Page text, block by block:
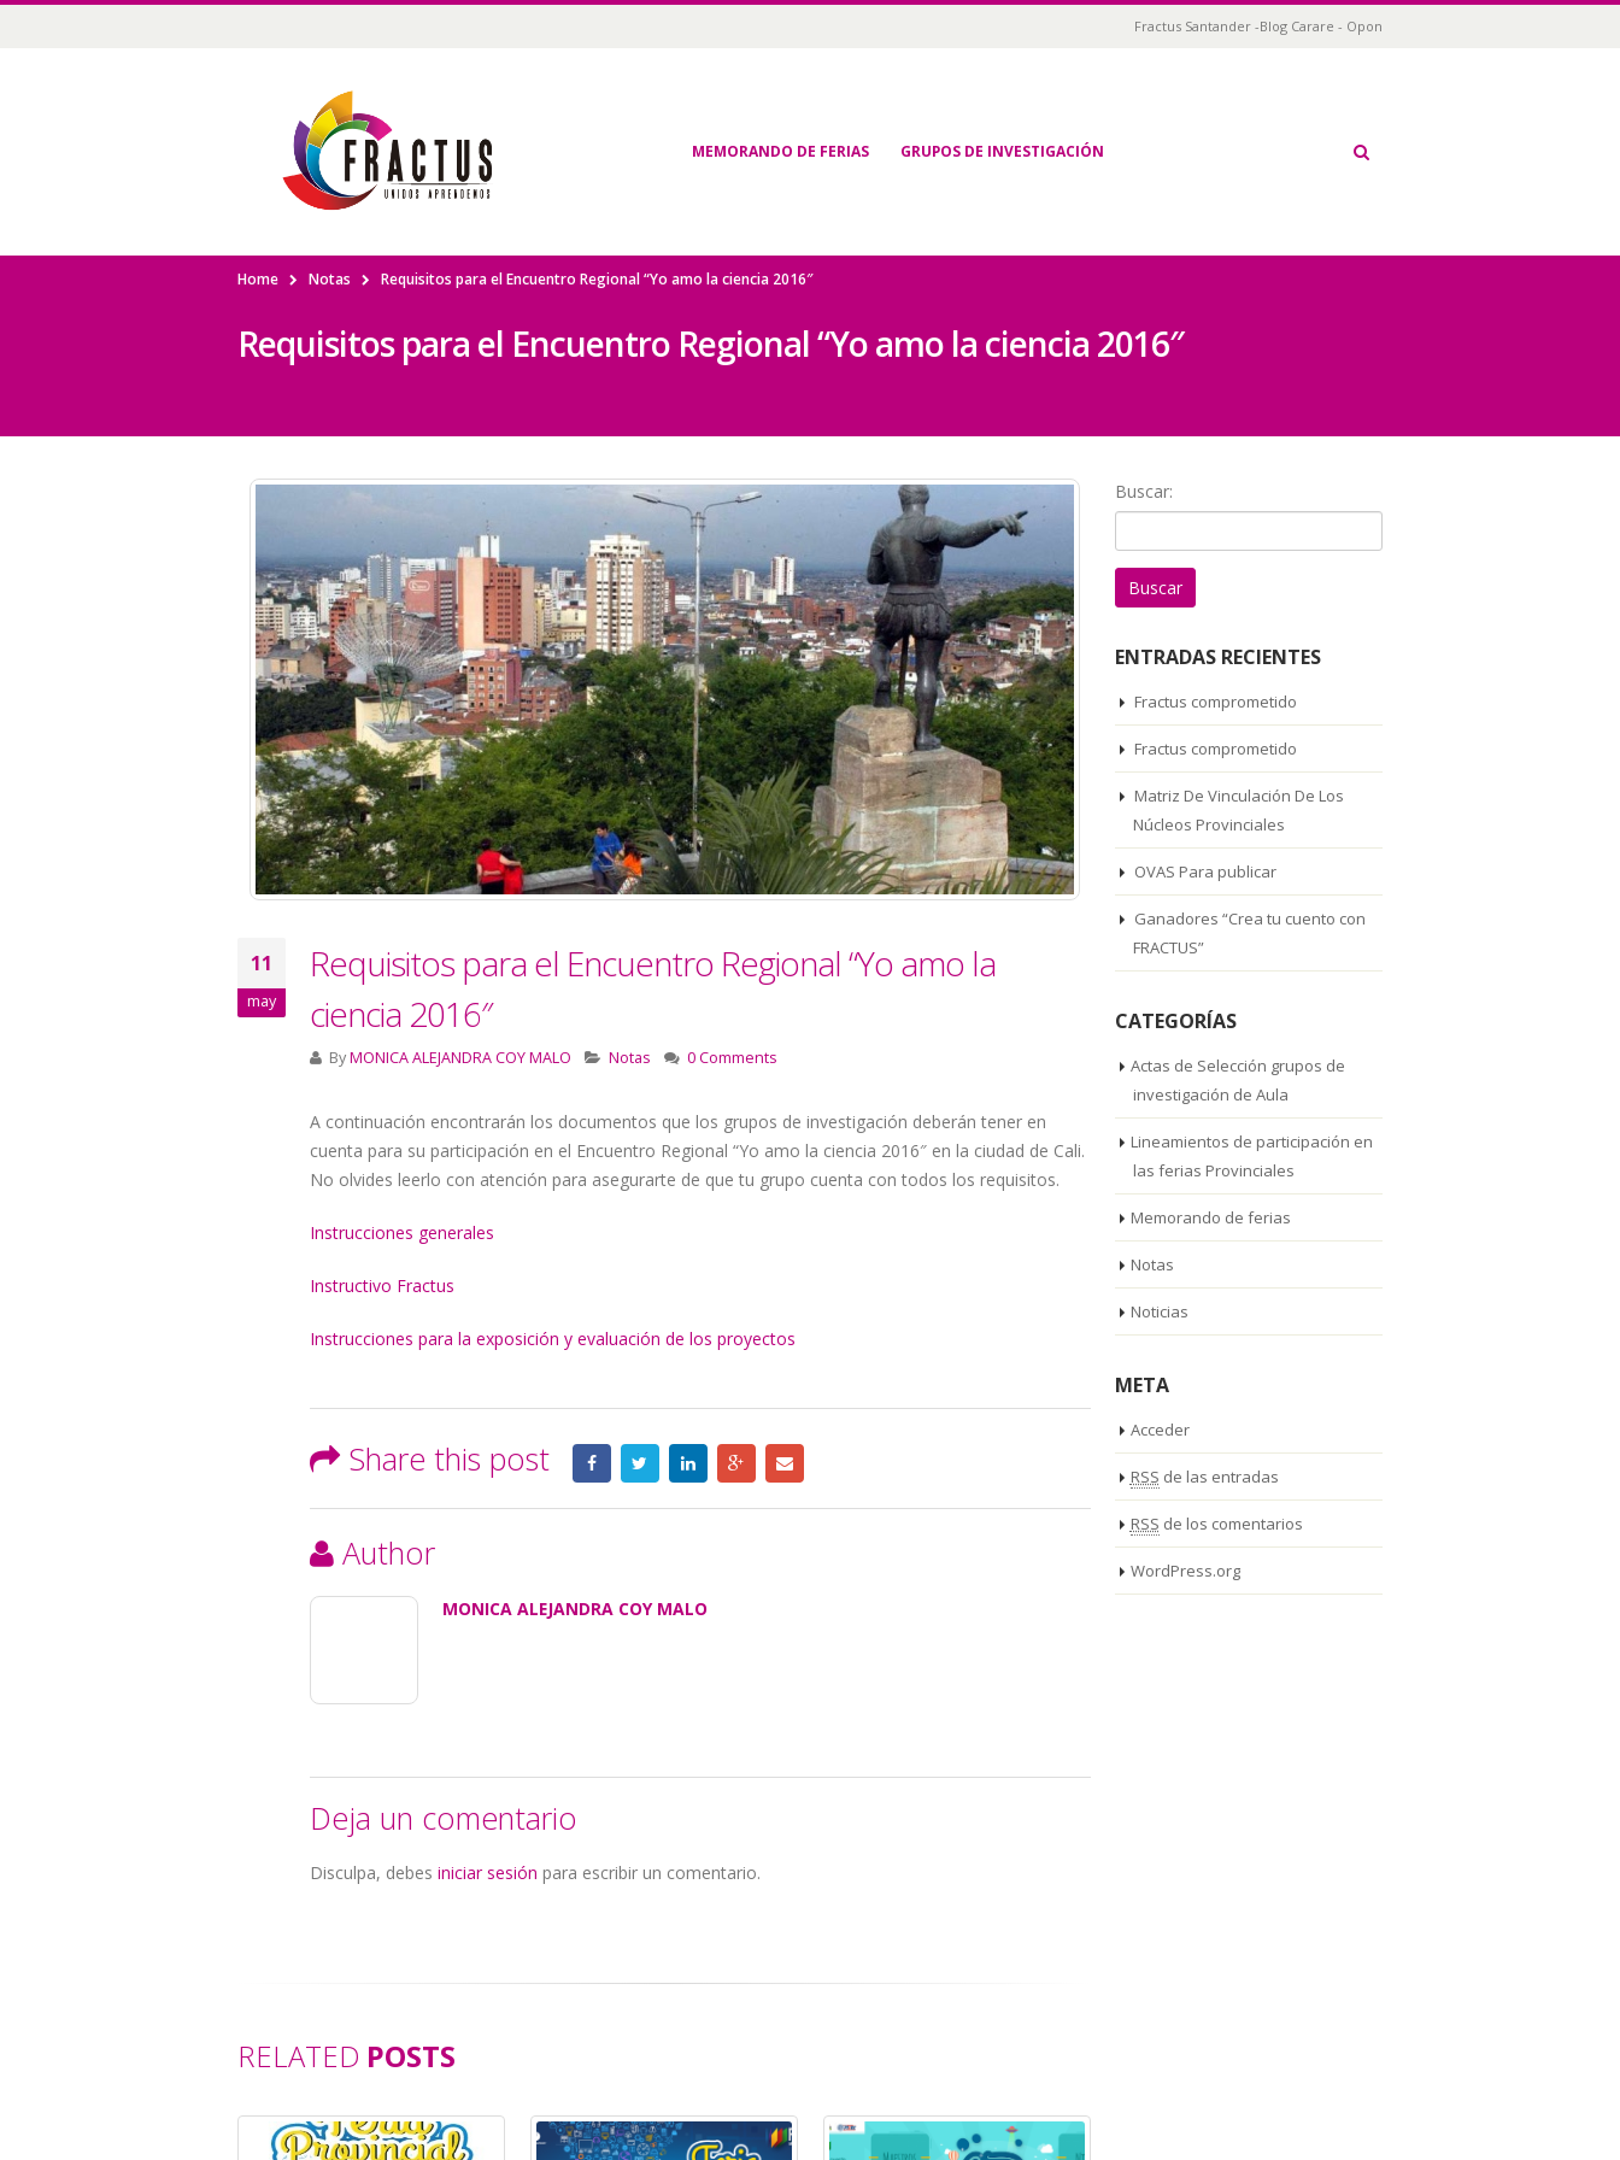
Fractus Santander -Blog Carare - Opon
MEMORANDO DE FERIAS GRUPOS DE INVESTIGACIÓN
Home Notas Requisitos para el Encuentro Regional “Yo amo la ciencia 2016″
Requisitos para el Encuentro Regional “Yo amo la ciencia 2016″
11
may
Requisitos para el Encuentro Regional “Yo amo la
ciencia 2016″
ByMONICA ALEJANDRA COY MALO Notas 0 Comments
A continuación encontrarán los documentos que los grupos de investigación deberán tener en
cuenta para su participación en el Encuentro Regional “Yo amo la ciencia 2016″ en la ciudad de Cali.
No olvides leerlo con atención para asegurarte de que tu grupo cuenta con todos los requisitos.
Instrucciones generales
Instructivo Fractus
Instrucciones para la exposición y evaluación de los proyectos
Share this post
Author
MONICA ALEJANDRA COY MALO
Deja un comentario
Disculpa, debes iniciar sesión para escribir un comentario.
RELATED POSTS
Buscar:
ENTRADAS RECIENTES
Fractus comprometido
Fractus comprometido
Matriz De Vinculación De Los
Núcleos Provinciales
OVAS Para publicar
Ganadores “Crea tu cuento con
FRACTUS”
CATEGORÍAS
Actas de Selección grupos de
investigación de Aula
Lineamientos de participación en
las ferias Provinciales
Memorando de ferias
Notas
Noticias
META
Acceder
RSS de las entradas
RSS de los comentarios
WordPress.org